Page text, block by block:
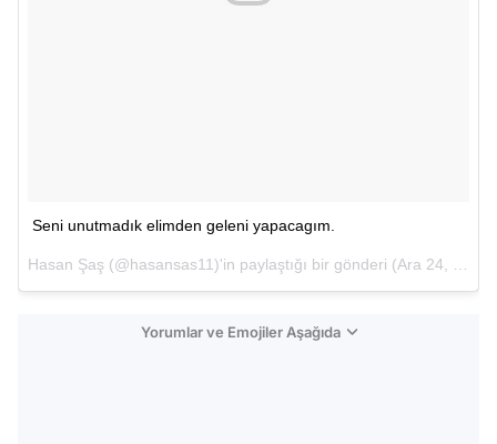
Seni unutmadık elimden geleni yapacagım.
Hasan Şaş (@hasansas11)'in paylaştığı bir gönderi (Ara 24, 2017 at 2:46öö PST
Yorumlar ve Emojiler Aşağıda